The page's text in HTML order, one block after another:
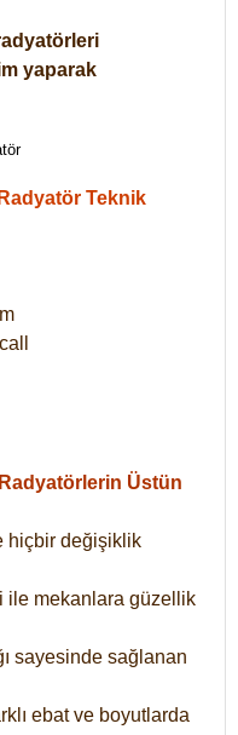
yaparak
Teknik
Üstün
hiçbir değişiklik
ile mekanlara güzellik
sayesinde sağlanan
ebat ve boyutlarda